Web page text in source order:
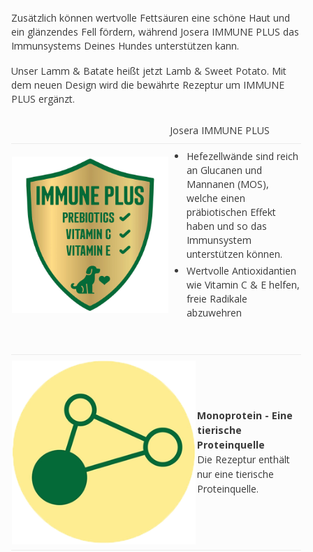
Zusätzlich können wertvolle Fettsäuren eine schöne Haut und
ein glänzendes Fell fördern, während Josera IMMUNE PLUS das
Immunsystems Deines Hundes unterstützen kann.
Unser Lamm & Batate heißt jetzt Lamb & Sweet Potato. Mit
dem neuen Design wird die bewährte Rezeptur um IMMUNE
PLUS ergänzt.
Josera IMMUNE PLUS
Hefezellwände sind reich
an Glucanen und
Mannanen (MOS),
welche einen
präbiotischen Effekt
haben und so das
Immunsystem
unterstützen können.
Wertvolle Antioxidantien
wie Vitamin C & E helfen,
freie Radikale
abzuwehren
Monoprotein - Eine
tierische
Proteinquelle
Die Rezeptur enthält
nur eine tierische
Proteinquelle.